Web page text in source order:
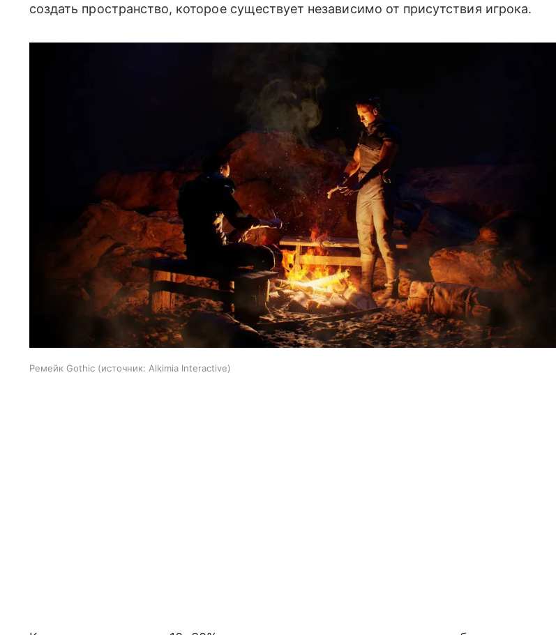
создать пространство, которое существует независимо от присутствия игрока.
Ремейк Gothic источник: Alkimia Interactive